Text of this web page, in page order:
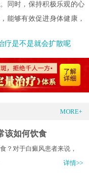
同时，保持积极乐观的心
能够有效促进身体健康，
疗是不是就会扩散呢
MORE+
该如何饮食
？对于白癜风患者来说，
详情>>